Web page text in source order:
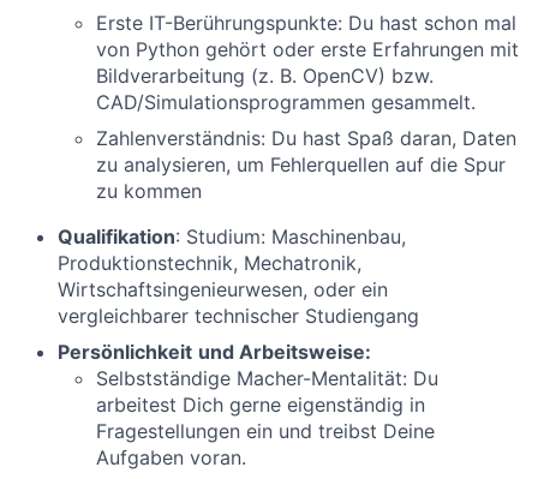
Erste IT-Berührungspunkte: Du hast schon mal
von Python gehört oder erste Erfahrungen mit
Bildverarbeitung (z. B. OpenCV) bzw.
CAD/Simulationsprogrammen gesammelt.
Zahlenverständnis: Du hast Spaß daran, Daten
zu analysieren, um Fehlerquellen auf die Spur
zu kommen
Qualifikation: Studium: Maschinenbau,
Produktionstechnik, Mechatronik,
Wirtschaftsingenieurwesen, oder ein
vergleichbarer technischer Studiengang
Persönlichkeit und Arbeitsweise:
Selbstständige Macher-Mentalität: Du
arbeitest Dich gerne eigenständig in
Fragestellungen ein und treibst Deine
Aufgaben voran.